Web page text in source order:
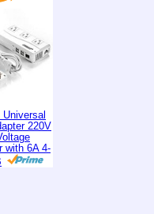
220V
with 6A 4-